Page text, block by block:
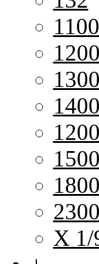
1100
1200
1300
1400
1500
1800
2300
X 1/